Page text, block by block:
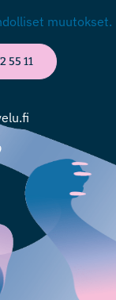
muutokset.
55 11